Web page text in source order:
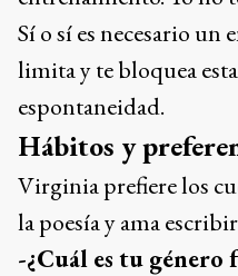
Sí o sí es necesario
limita y te bloquea
espontaneidad.
Hábitos y
Virginia prefiere los
la poesía y ama
-¿Cuál es tu género